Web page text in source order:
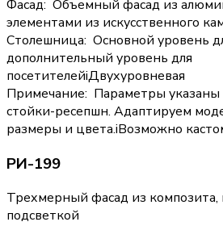
Фасад: Объемный фасад из
элементами из искусственного
Столешница: Основной уровень
дополнительный уровень для
посетителейiДвухуровневая
Примечание: Параметры указаны
стойки-ресепшн. Адаптируем
размеры и цвета.iВозможно
РИ-199
Трехмерный фасад из
подсветкой